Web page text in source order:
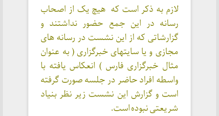
لازم به ذکر است که هیچ یک از اصحاب
رسانه در این جمع حضور نداشتند و
گزارشاتی که از این نشست در رسانه های
مجازی و یا سایتهای خبرگزاری‌ ( به عنوان
مثال خبرگزاری فارس ) انعکاس یافته با
واسطه افراد حاضر در جلسه صورت گرفته
است و گزارش این نشست زیر نظر بنیاد
شریعتی نبوده است.